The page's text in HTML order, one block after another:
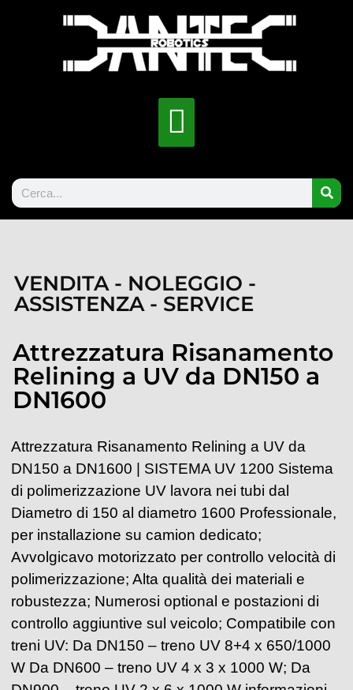
VENDITA - NOLEGGIO -
ASSISTENZA - SERVICE
Attrezzatura Risanamento
Relining a UV da DN150 a
DN1600
Attrezzatura Risanamento Relining a UV da
DN150 a DN1600 | SISTEMA UV 1200 Sistema
di polimerizzazione UV lavora nei tubi dal
Diametro di 150 al diametro 1600 Professionale,
per installazione su camion dedicato;
Avvolgicavo motorizzato per controllo velocità di
polimerizzazione; Alta qualità dei materiali e
robustezza; Numerosi optional e postazioni di
controllo aggiuntive sul veicolo; Compatibile con
treni UV: Da DN150 – treno UV 8+4 x 650/1000
W Da DN600 – treno UV 4 x 3 x 1000 W; Da